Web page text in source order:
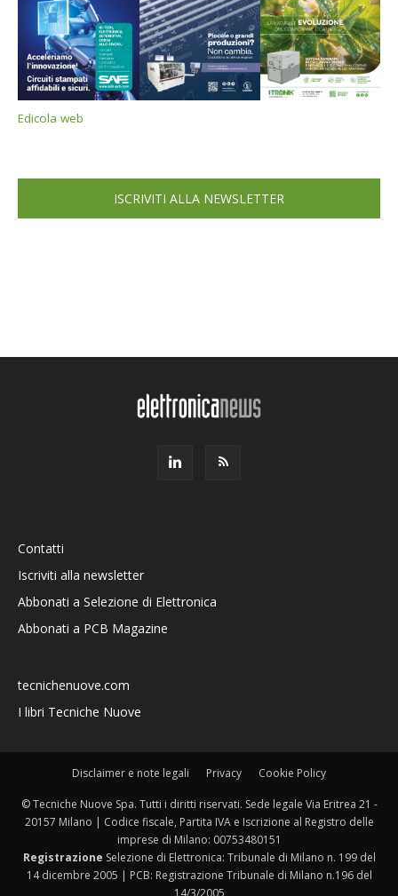
Edicola web
ISCRIVITI ALLA NEWSLETTER
Contatti
Iscriviti alla newsletter
Abbonati a Selezione di Elettronica
Abbonati a PCB Magazine
tecnichenuove.com
I libri Tecniche Nuove
Disclaimer e note legali Privacy Cookie Policy
© Tecniche Nuove Spa. Tutti i diritti riservati. Sede legale Via Eritrea 21 -
20157 Milano | Codice fiscale, Partita IVA e Iscrizione al Registro delle
imprese di Milano: 00753480151
Registrazione Selezione di Elettronica: Tribunale di Milano n. 199 del
14 dicembre 2005 | PCB: Registrazione Tribunale di Milano n.196 del